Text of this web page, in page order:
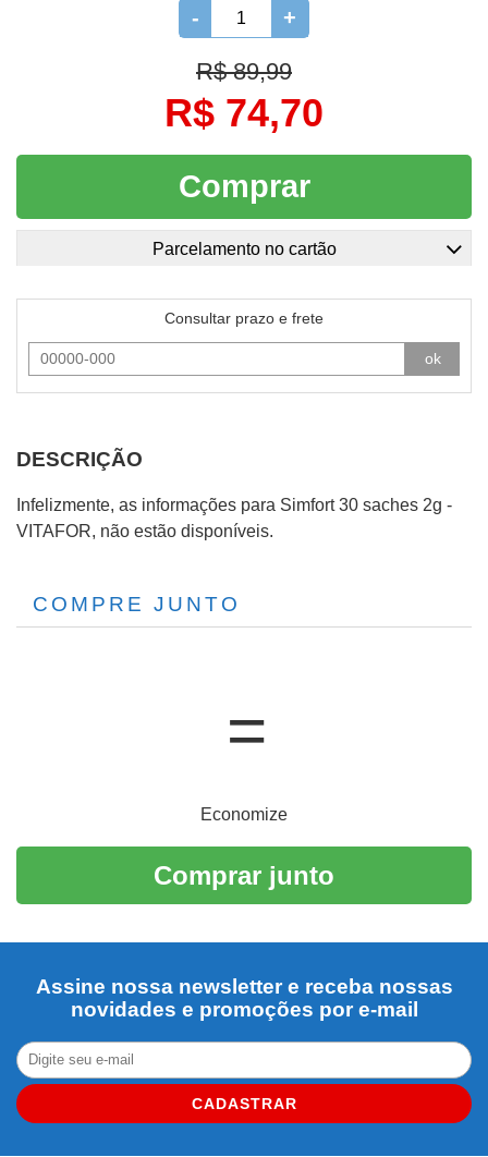
- +
R$ 89,99
R$ 74,70
Comprar
Parcelamento no cartão
Consultar prazo e frete
ok
DESCRIÇÃO
Infelizmente, as informações para Simfort 30 saches 2g -
VITAFOR, não estão disponíveis.
COMPRE JUNTO
Economize
Comprar junto
Assine nossa newsletter e receba nossas
novidades e promoções por e-mail
CADASTRAR